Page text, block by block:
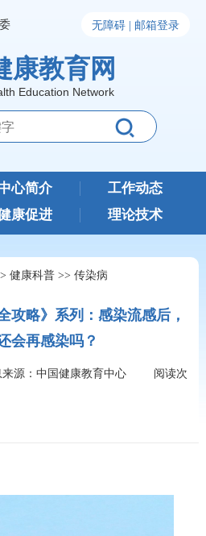
无障碍 | 邮箱登录
康教育网
Education Network
心简介
工作动态
康促进 理论技术
健康科普>> 传染病
攻略》系列：感染流感后，
会再感染吗？
来源：中国健康教育中心
阅读次